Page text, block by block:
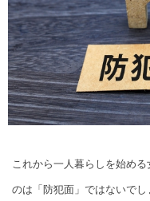
これから一人暮らしを始め
のは「防犯面」ではないでし